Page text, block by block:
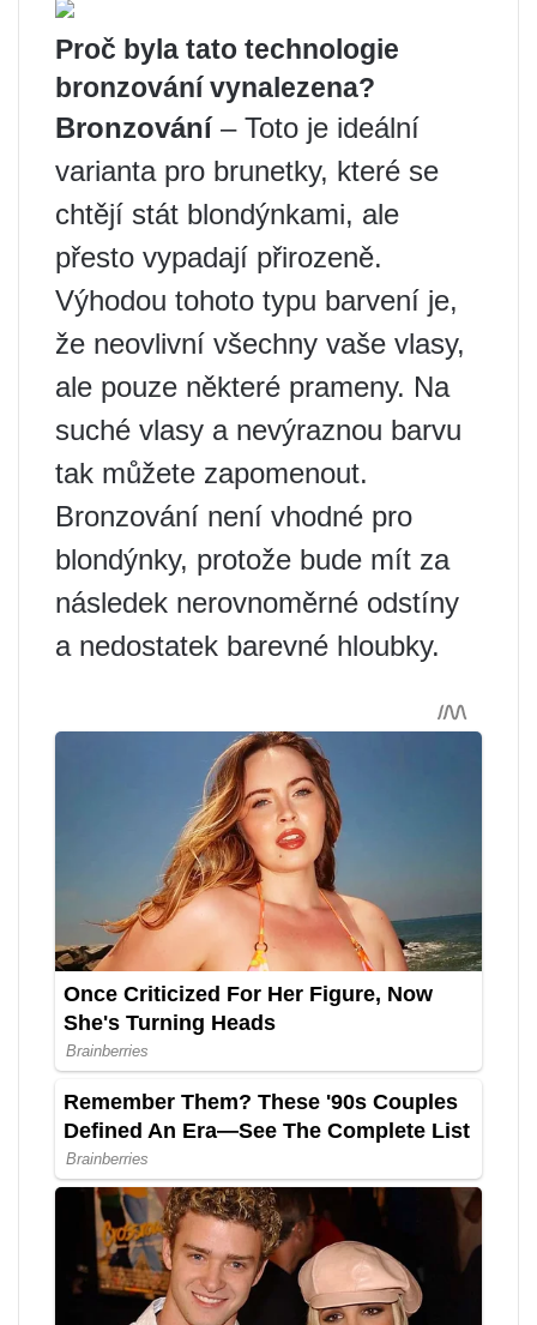
Proč byla tato technologie
bronzování vynalezena?
Bronzování– Toto je ideální
varianta pro brunetky, které se
chtějí stát blondýnkami, ale
přesto vypadají přirozeně.
Výhodou tohoto typu barvení je,
že neovlivní všechny vaše vlasy,
ale pouze některé prameny. Na
suché vlasy a nevýraznou barvu
tak můžete zapomenout.
Bronzování není vhodné pro
blondýnky, protože bude mít za
následek nerovnoměrné odstíny
a nedostatek barevné hloubky.